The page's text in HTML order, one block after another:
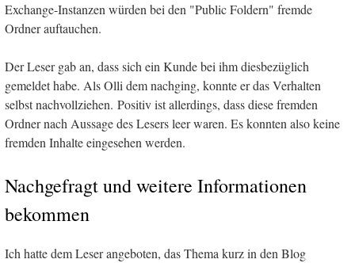
Exchange-Instanzen würden bei den "Public Foldern" fremde
Ordner auftauchen.
Der Leser gab an, dass sich ein Kunde bei ihm diesbezüglich
gemeldet habe. Als Olli dem nachging, konnte er das Verhalten
selbst nachvollziehen. Positiv ist allerdings, dass diese fremden
Ordner nach Aussage des Lesers leer waren. Es konnten also keine
fremden Inhalte eingesehen werden.
Nachgefragt und weitere Informationen
bekommen
Ich hatte dem Leser angeboten, das Thema kurz in den Blog